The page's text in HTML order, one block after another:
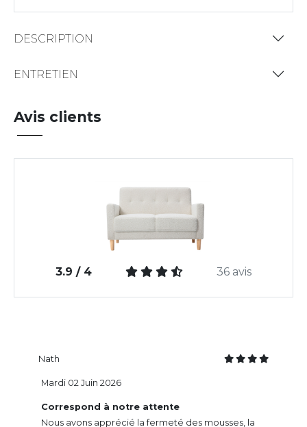
DESCRIPTION
ENTRETIEN
Avis clients
3.9 / 4 36 avis
Nath
Correspond à notre attente
Nous avons apprécié la fermeté des mousses, la
Mardi 02 Juin 2026